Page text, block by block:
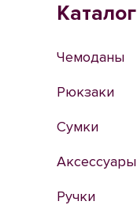
Каталог
Чемоданы
Рюкзаки
Сумки
Аксессуары
Ручки